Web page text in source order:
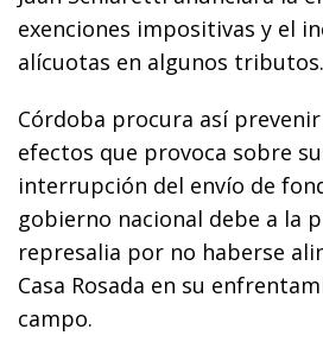
exenciones impositivas y el
alícuotas en algunos tributos.
Córdoba procura así
efectos que provoca sobre
interrupción del envío de
gobierno nacional debe a la
represalia por no haberse
Casa Rosada en su
campo.